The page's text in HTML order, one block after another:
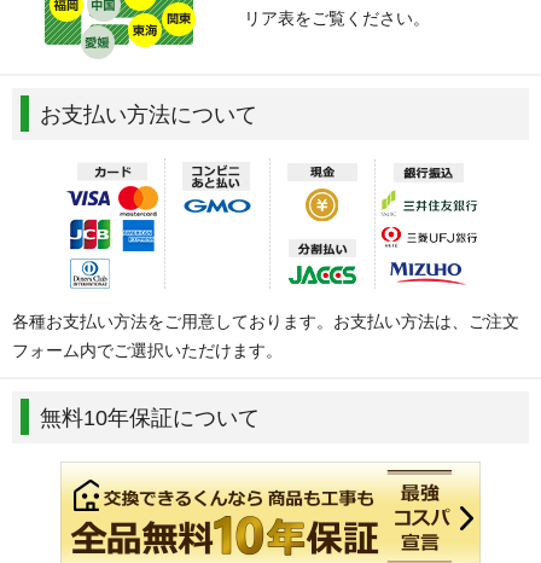
リア表をご覧ください。
お支払い方法について
各種お支払い方法をご用意しております。お支払い方法は、ご注文
フォーム内でご選択いただけます。
無料10年保証について